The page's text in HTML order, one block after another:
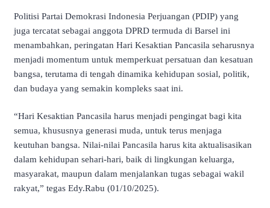
Politisi Partai Demokrasi Indonesia Perjuangan (PDIP) yang
juga tercatat sebagai anggota DPRD termuda di Barsel ini
menambahkan, peringatan Hari Kesaktian Pancasila seharusnya
menjadi momentum untuk memperkuat persatuan dan kesatuan
bangsa, terutama di tengah dinamika kehidupan sosial, politik,
dan budaya yang semakin kompleks saat ini.
“Hari Kesaktian Pancasila harus menjadi pengingat bagi kita
semua, khususnya generasi muda, untuk terus menjaga
keutuhan bangsa. Nilai-nilai Pancasila harus kita aktualisasikan
dalam kehidupan sehari-hari, baik di lingkungan keluarga,
masyarakat, maupun dalam menjalankan tugas sebagai wakil
rakyat,” tegas Edy.Rabu (01/10/2025).